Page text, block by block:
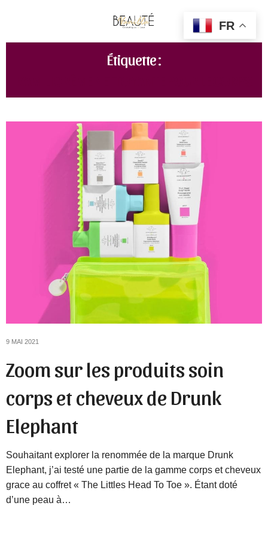
Étiquette :
9 MAI 2021
Zoom sur les produits soin
corps et cheveux de Drunk
Elephant
Souhaitant explorer la renommée de la marque Drunk
Elephant, j’ai testé une partie de la gamme corps et cheveux
grace au coffret « The Littles Head To Toe ». Étant doté
d’une peau à…
FR